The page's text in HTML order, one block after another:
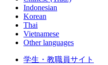
Indonesian
Korean
Thai
Vietnamese
Other languages
学生・教職員サイト